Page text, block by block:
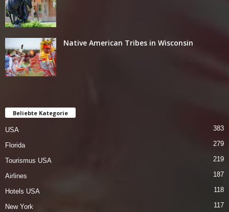
Native American Tribes in Wisconsin
Beliebte Kategorie
USA 383
Florida 279
Tourismus USA 219
Airlines 187
Hotels USA 118
New York 117